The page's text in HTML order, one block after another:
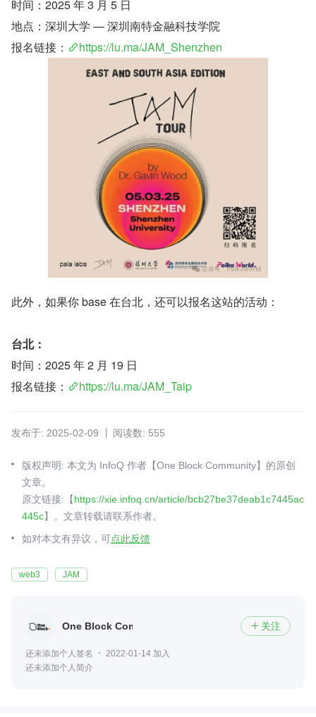
时间：2025 年 3 月 5 日
地点：深圳大学 — 深圳南特金融科技学院
报名链接：
https://lu.ma/JAM_Shenzhen
此外，如果你 base 在台北，还可以报名这站的活动：
台北：
时间：2025 年 2 月 19 日
报名链接：
https://lu.ma/JAM_Taip
发布于: 2025-02-09 阅读数: 555
版权声明: 本文为 InfoQ 作者【One Block Community】的原创
文章。
原文链接:【https://xie.infoq.cn/article/bcb27be37deab1c7445ac
445c】。文章转载请联系作者。
如对本文有异议，可点此反馈
web3 JAM
One Block Community  关注
还未添加个人签名
2022-01-14 加入
还未添加个人简介